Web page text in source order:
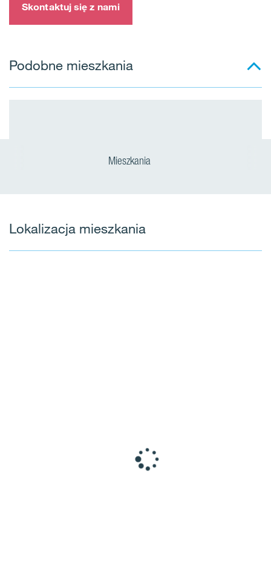
Skontaktuj się z nami
Podobne mieszkania
Mieszkania
Lokalizacja mieszkania